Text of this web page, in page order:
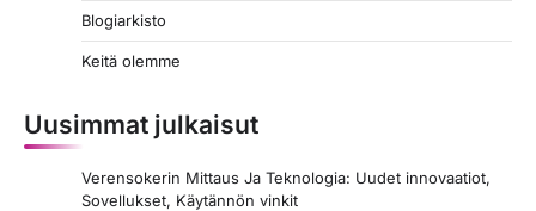
Blogiarkisto
Keitä olemme
Uusimmat julkaisut
Verensokerin Mittaus Ja Teknologia: Uudet innovaatiot,
Sovellukset, Käytännön vinkit